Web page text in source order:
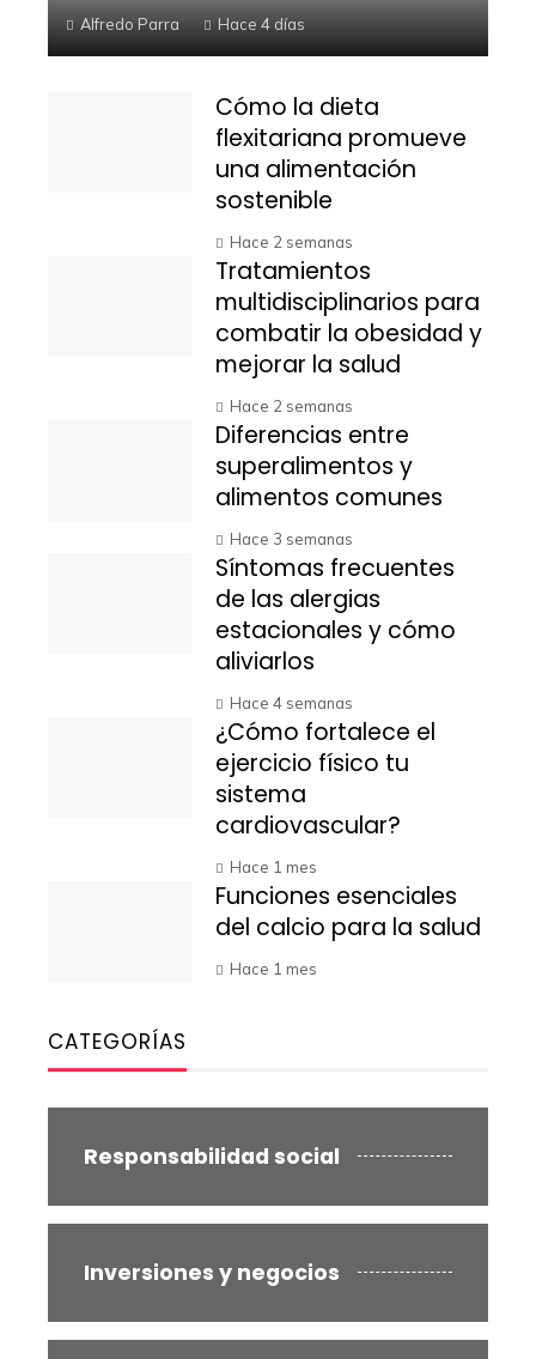
Alfredo Parra Hace 4 días
Cómo la dieta
flexitariana promueve
una alimentación
sostenible
Hace 2 semanas
Tratamientos
multidisciplinarios para
combatir la obesidad y
mejorar la salud
Hace 2 semanas
Diferencias entre
superalimentos y
alimentos comunes
Hace 3 semanas
Síntomas frecuentes
de las alergias
estacionales y cómo
aliviarlos
Hace 4 semanas
¿Cómo fortalece el
ejercicio físico tu
sistema
cardiovascular?
Hace 1 mes
Funciones esenciales
del calcio para la salud
Hace 1 mes
CATEGORÍAS
Responsabilidad social
Inversiones y negocios